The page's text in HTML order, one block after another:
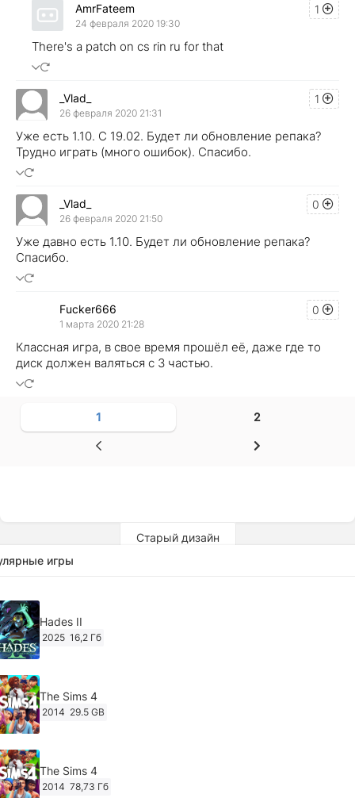
1
AmrFateem
24 февраля 2020 19:30
There's a patch on cs rin ru for that
1
_Vlad_
26 февраля 2020 21:31
Уже есть 1.10. С 19.02. Будет ли обновление репака?
Трудно играть (много ошибок). Спасибо.
0
_Vlad_
26 февраля 2020 21:50
Уже давно есть 1.10. Будет ли обновление репака?
Спасибо.
0
Fucker666
1 марта 2020 21:28
Классная игра, в свое время прошёл её, даже где то
диск должен валяться с 3 частью.
1 2
Старый дизайн
игры
Hades II
2025 16,2 Гб
The Sims 4
2014 29.5 GB
The Sims 4
2014 78,73 Гб